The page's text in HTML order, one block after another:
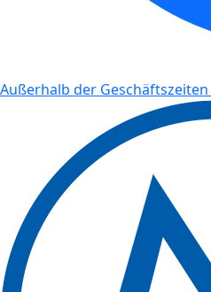
Außerhalb der Geschäftszeiten